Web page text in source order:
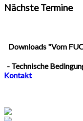
Nächste Termine
Downloads "Vom
- Technische
Kontakt